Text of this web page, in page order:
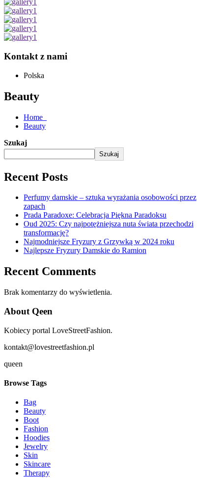
Kontakt z nami
Polska
Beauty
Home
Beauty
Szukaj
Szukaj
Recent Posts
Perfumy damskie – sztuka wyrażania osobowości przez
zapach
Prada Paradoxe: Celebracja Piękna Paradoksu
Oud 2025: Czy najpotężniejsza nuta świata przechodzi
transformację?
Najmodniejsze Fryzury z Grzywką w 2024 roku
Najlepsze Fryzury Damskie do Ramion
Recent Comments
Brak komentarzy do wyświetlenia.
About Qeen
Kobiecy portal LoveStreetFashion.
kontakt@lovestreetfashion.pl
queen
Browse Tags
Bag
Beauty
Boot
Fashion
Hoodies
Jewelry
Skin
Skincare
Therapy